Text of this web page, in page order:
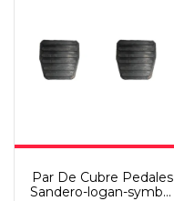
Par De Cubre Pedales
Sandero-logan-symbol